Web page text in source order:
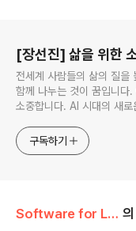
[장선진] 삶을 위한
전세계 사람들의 삶의 질을
함께 나누는 것이 꿈입니다
소중합니다. AI 시대의 새
구독하기
Software for Life/Software Team